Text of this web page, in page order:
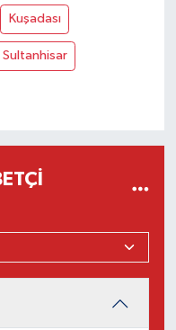
Kuşadası
Sultanhisar